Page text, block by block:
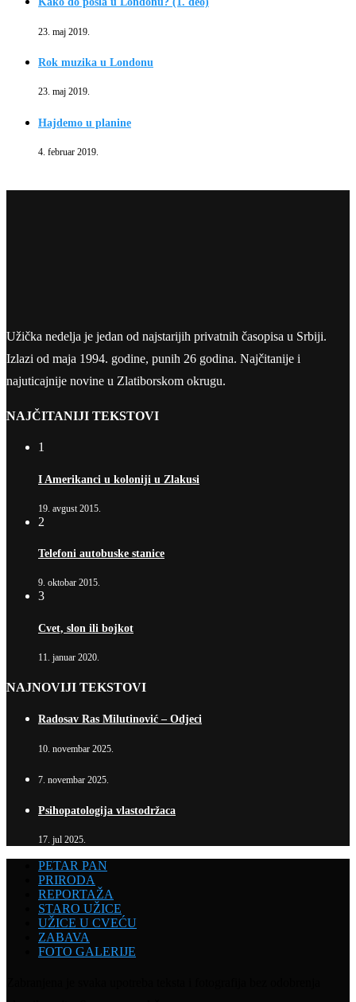
23. maj 2019.
Rok muzika u Londonu
23. maj 2019.
Hajdemo u planine
4. februar 2019.
Užička nedelja je jedan od najstarijih privatnih časopisa u Srbiji.
Izlazi od maja 1994. godine, punih 26 godina. Najčitanije i
najuticajnije novine u Zlatiborskom okrugu.
NAJČITANIJI TEKSTOVI
1
I Amerikanci u koloniji u Zlakusi
19. avgust 2015.
2
Telefoni autobuske stanice
9. oktobar 2015.
3
Cvet, slon ili bojkot
11. januar 2020.
NAJNOVIJI TEKSTOVI
Radosav Ras Milutinović – Odjeci
10. novembar 2025.
7. novembar 2025.
Psihopatologija vlastodržaca
17. jul 2025.
PETAR PAN
PRIRODA
REPORTAŽA
STARO UŽICE
UŽICE U CVEĆU
ZABAVA
FOTO GALERIJE